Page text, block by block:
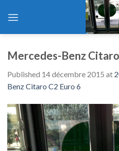
Mercedes-Benz
Published 14 décembre 2015 at
Benz Citaro C2 Euro 6